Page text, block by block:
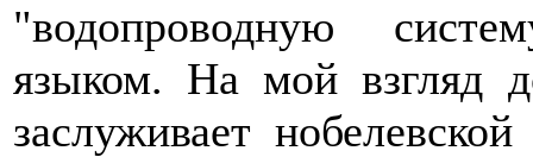
"водопроводную
языком. На мой взгляд
заслуживает